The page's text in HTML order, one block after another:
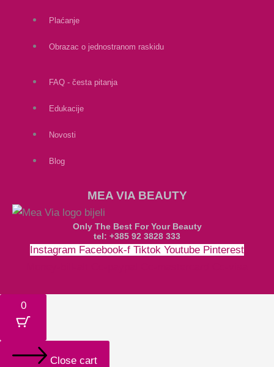
Plaćanje
Obrazac o jednostranom raskidu
FAQ - česta pitanja
Edukacije
Novosti
Blog
MEA VIA BEAUTY
Only The Best For Your Beauty
tel: +385 92 3828 333
Instagram Facebook-f Tiktok Youtube Pinterest
0
Close cart